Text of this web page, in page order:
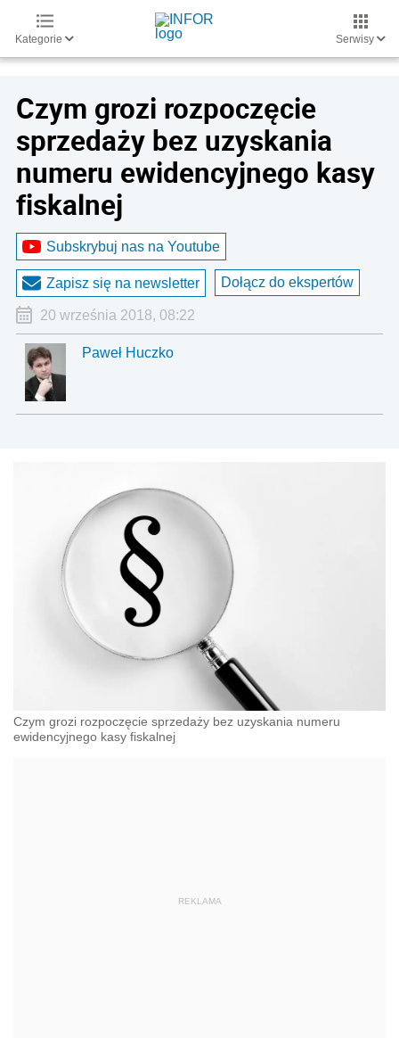
Kategorie Serwisy
Czym grozi rozpoczęcie
sprzedaży bez uzyskania
numeru ewidencyjnego kasy
fiskalnej
Subskrybuj nas na Youtube
Zapisz się na newsletter Dołącz do ekspertów
20 września 2018, 08:22
Paweł Huczko
Czym grozi rozpoczęcie sprzedaży bez uzyskania numeru
ewidencyjnego kasy fiskalnej